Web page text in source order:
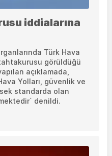
iddialarına
Türk Hava
görüldüğü
açıklamada,
Yolları, güvenlik ve
standarda olan
denildi.